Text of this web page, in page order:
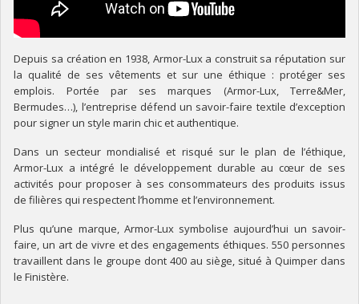
Depuis sa création en 1938, Armor-Lux a construit sa réputation sur
la qualité de ses vêtements et sur une éthique : protéger ses
emplois. Portée par ses marques (Armor-Lux, Terre&Mer,
Bermudes…), l’entreprise défend un savoir-faire textile d’exception
pour signer un style marin chic et authentique.
Dans un secteur mondialisé et risqué sur le plan de l’éthique,
Armor-Lux a intégré le développement durable au cœur de ses
activités pour proposer à ses consommateurs des produits issus
de filières qui respectent l’homme et l’environnement.
Plus qu’une marque, Armor-Lux symbolise aujourd’hui un savoir-
faire, un art de vivre et des engagements éthiques. 550 personnes
travaillent dans le groupe dont 400 au siège, situé à Quimper dans
le Finistère.